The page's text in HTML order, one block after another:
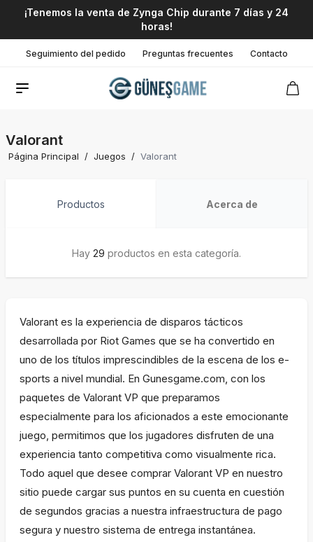
¡Tenemos la venta de Zynga Chip durante 7 días y 24
horas!
Seguimiento del pedido Preguntas frecuentes Contacto
Valorant
Página Principal / Juegos / Valorant
Productos Acerca de
Hay 29 productos en esta categoría.
Valorant es la experiencia de disparos tácticos
desarrollada por Riot Games que se ha convertido en
uno de los títulos imprescindibles de la escena de los e-
sports a nivel mundial. En Gunesgame.com, con los
paquetes de Valorant VP que preparamos
especialmente para los aficionados a este emocionante
juego, permitimos que los jugadores disfruten de una
experiencia tanto competitiva como visualmente rica.
Todo aquel que desee comprar Valorant VP en nuestro
sitio puede cargar sus puntos en su cuenta en cuestión
de segundos gracias a nuestra infraestructura de pago
segura y nuestro sistema de entrega instantánea.